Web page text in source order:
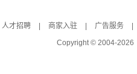
人才招聘 商家入驻 广告服务
Copyright © 2004-2026